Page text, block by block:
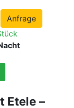
Anfrage
Etele –